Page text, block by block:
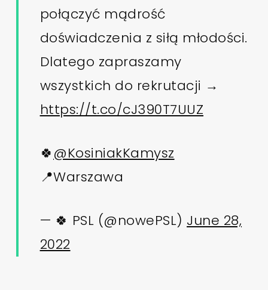
połączyć mądrość
doświadczenia z siłą młodości.
Dlatego zapraszamy
wszystkich do rekrutacji →
https://t.co/cJ390T7UUZ
🍀@KosiniakKamysz
📍Warszawa
— 🍀 PSL (@nowePSL) June 28,
2022